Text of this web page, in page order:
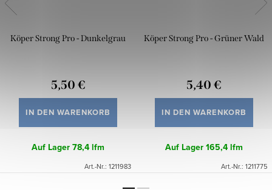
Köper Strong Pro - Dunkelgrau
5,50 €
IN DEN WARENKORB
Auf Lager78,4 lfm
Art.-Nr.: 1211983
Köper Strong Pro - Grüner Wald
5,40 €
IN DEN WARENKORB
Auf Lager165,4 lfm
Art.-Nr.: 1211775